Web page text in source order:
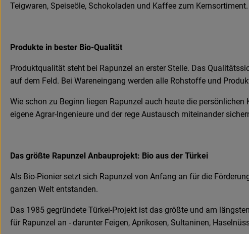
Teigwaren, Speiseöle, Schokoladen und Kaffee zum
Produkte in bester Bio-Qualität
Produktqualität steht bei Rapunzel an erster Stelle. Das
auf dem Feld. Bei Wareneingang werden alle Rohstoffe und
Wie schon zu Beginn liegen Rapunzel auch heute die
eigene Agrar-Ingenieure und der rege Austausch miteinander
Das größte Rapunzel Anbauprojekt: Bio aus der Türkei
Als Bio-Pionier setzt sich Rapunzel von Anfang an für die
ganzen Welt entstanden.
Das 1985 gegründete Türkei-Projekt ist das größte und am
für Rapunzel an - darunter Feigen, Aprikosen, Sultaninen,